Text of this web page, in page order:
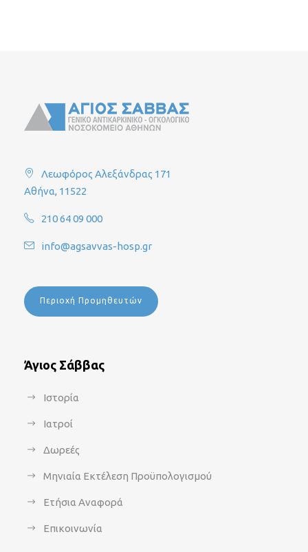
Λεωφόρος Αλεξάνδρας 171
Αθήνα, 11522
210 64 09 000
info@agsavvas-hosp.gr
Περιοχή Προμηθευτών
Άγιος Σάββας
Ιστορία
Ιατροί
Δωρεές
Μηνιαία Εκτέλεση Προϋπολογισμού
Ετήσια Αναφορά
Επικοινωνία